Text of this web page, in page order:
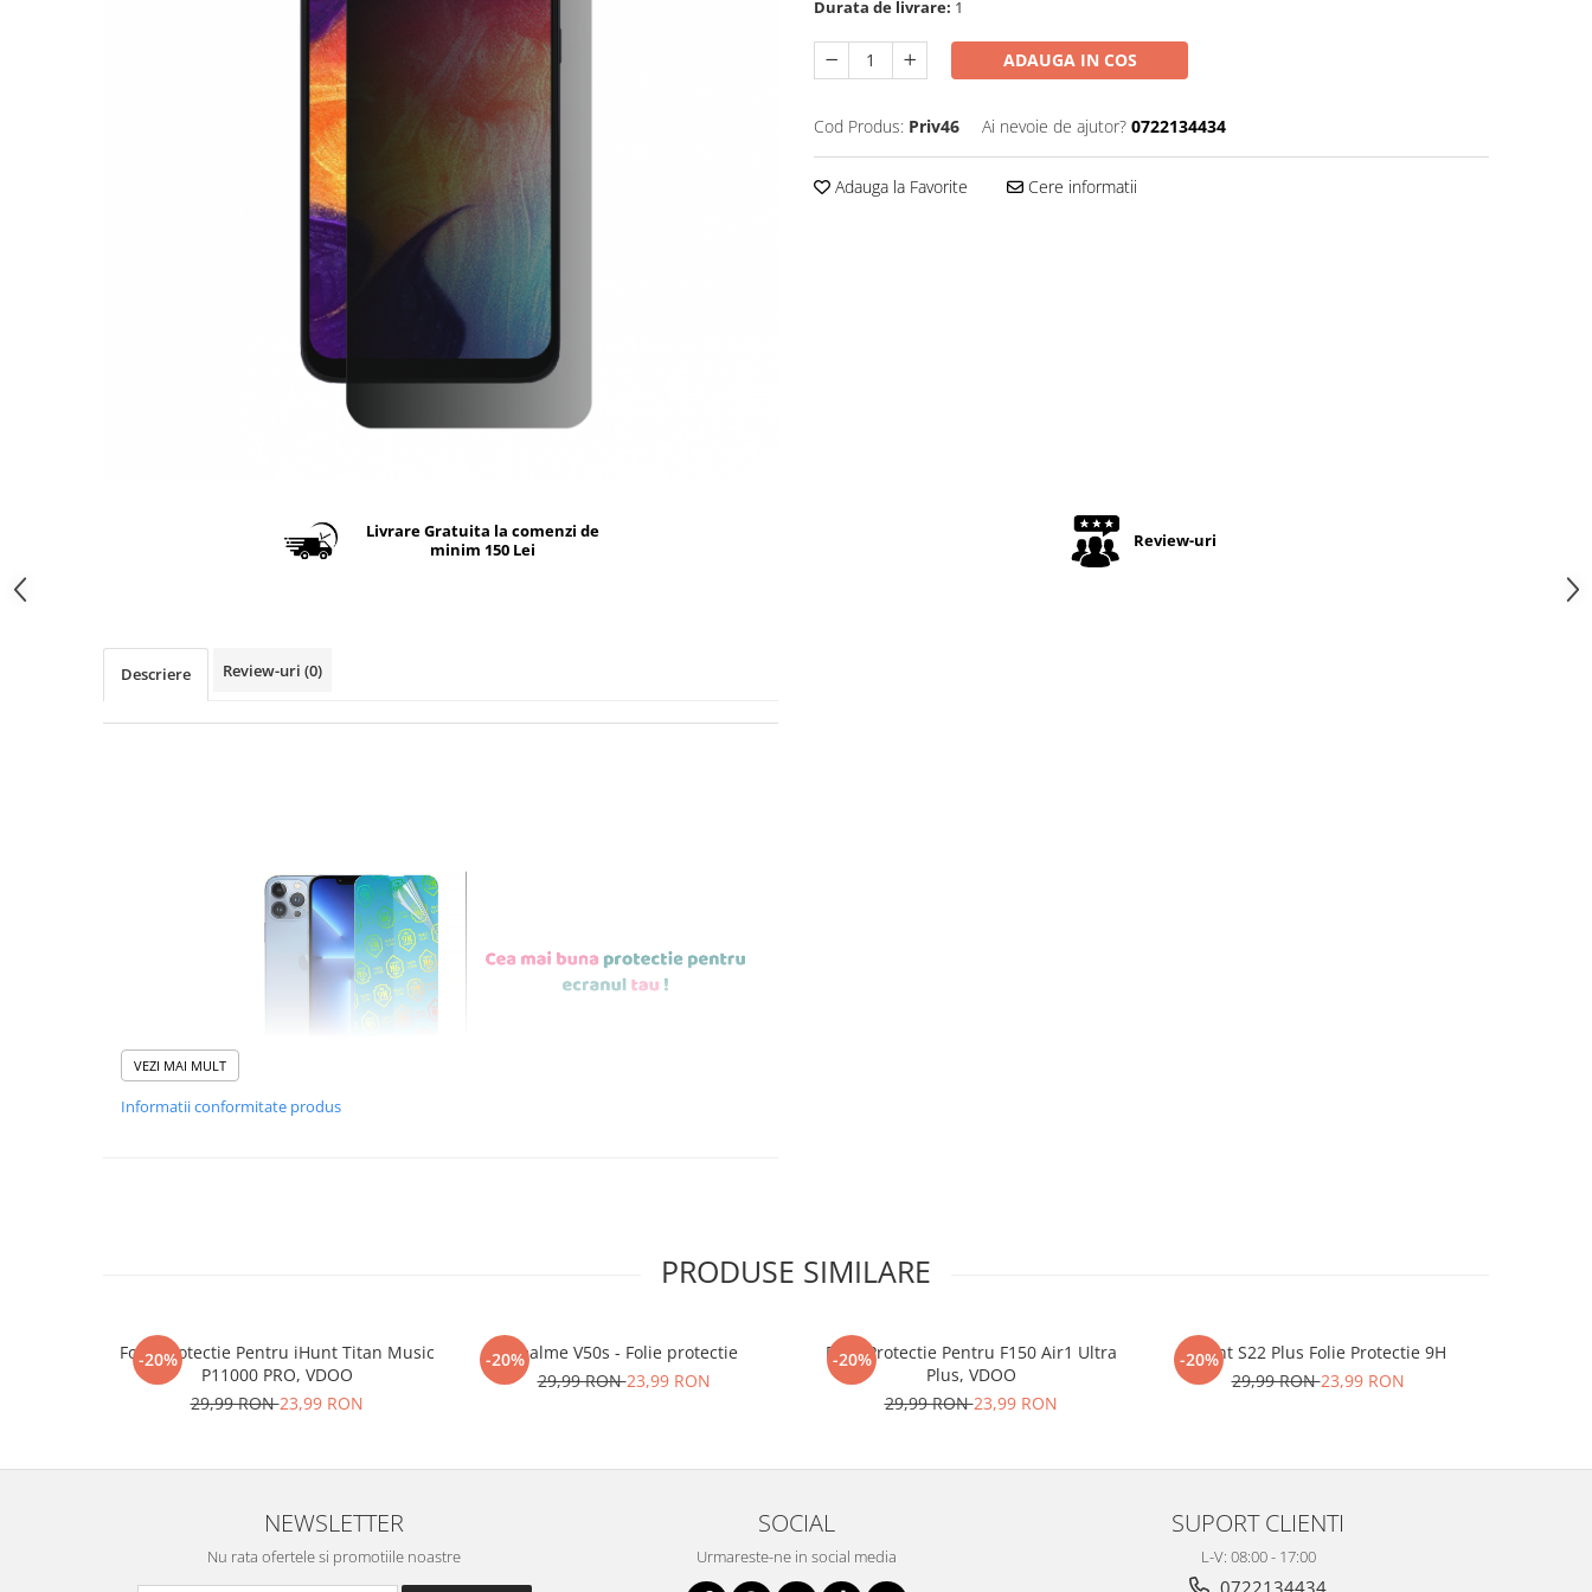
Durata de livrare: 1
ADAUGA IN COS
Cod Produs: Priv46 Ai nevoie de ajutor? 0722134434
Adauga la Favorite Cere informatii
Livrare Gratuita la comenzi de
minim 150 Lei
Review-uri
Descriere Review-uri (0)
Materialul folosit in producerea foliilorNU
este sticla pe care o stim cu totii, ci este
Nano Glassflexibil.
Acestagaranteaza NU SE SPARGE
Nu numai ca este rezistenta la zgarieturi si
VEZI MAI MULT
Informatii conformitate produs
PRODUSE SIMILARE
-20%
Folie Protectie Pentru iHunt Titan Music
P11000 PRO, VDOO
29,99 RON23,99 RON
-20%Realme V50s - Folie protectie
29,99 RON23,99 RON
-20%
Folie Protectie Pentru F150 Air1 Ultra
Plus, VDOO
29,99 RON23,99 RON
-20%
iHunt S22 Plus Folie Protectie 9H
29,99 RON23,99 RON
NEWSLETTER
Nu rata ofertele si promotiile noastre
SOCIAL
Urmareste-ne in social media
SUPORT CLIENTI
L-V: 08:00 - 17:00
0722134434